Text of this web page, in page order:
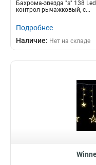
Бахрома-звезда "s" 138
контрол-рычажковый, c...
Подробнее
Наличие: Нет на складе